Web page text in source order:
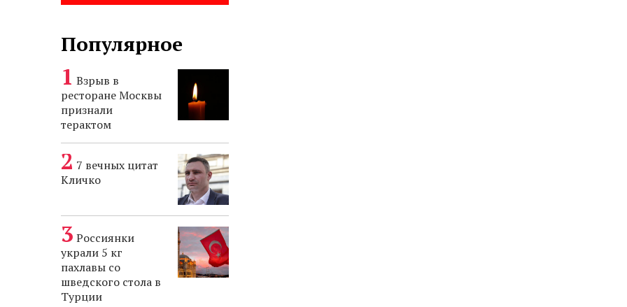
Популярное
Взрыв в
ресторане Москвы
признали
терактом
7 вечных цитат
Кличко
Россиянки
украли 5 кг
пахлавы со
шведского стола в
Турции